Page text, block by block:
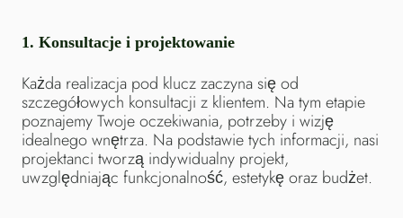
1. Konsultacje i projektowanie
Każda realizacja pod klucz zaczyna się od
szczegółowych konsultacji z klientem. Na tym etapie
poznajemy Twoje oczekiwania, potrzeby i wizję
idealnego wnętrza. Na podstawie tych informacji, nasi
projektanci tworzą indywidualny projekt,
uwzględniając funkcjonalność, estetykę oraz budżet.